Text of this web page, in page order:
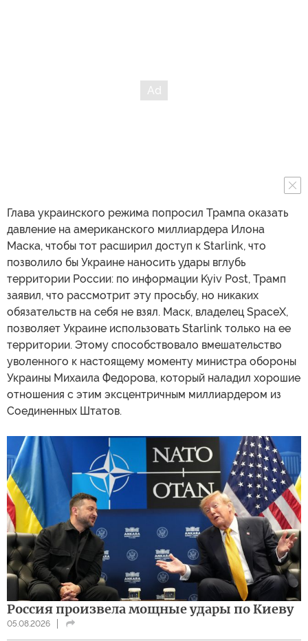
Глава украинского режима попросил Трампа оказать
давление на американского миллиардера Илона
Маска, чтобы тот расширил доступ к Starlink, что
позволило бы Украине наносить удары вглубь
территории России: по информации Kyiv Post, Трамп
заявил, что рассмотрит эту просьбу, но никаких
обязательств на себя не взял. Маск, владелец SpaceX,
позволяет Украине использовать Starlink только на ее
территории. Этому способствовало вмешательство
уволенного к настоящему моменту министра обороны
Украины Михаила Федорова, который наладил хорошие
отношения с этим эксцентричным миллиардером из
Соединенных Штатов.
Россия произвела мощные удары по Киеву
05.08.2026